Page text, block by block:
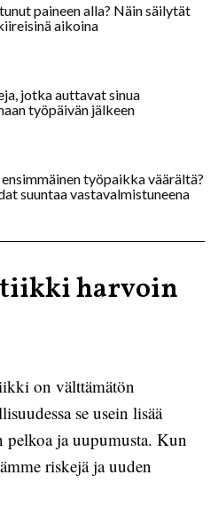
paineen alla? Näin säilytät
aikoina
jotka auttavat sinua
työpäivän jälkeen
työpaikka väärältä?
suuntaa vastavalmistuneena
harvoin
on välttämätön
se usein lisää
pelkoa ja uupumusta. Kun
riskejä ja uuden